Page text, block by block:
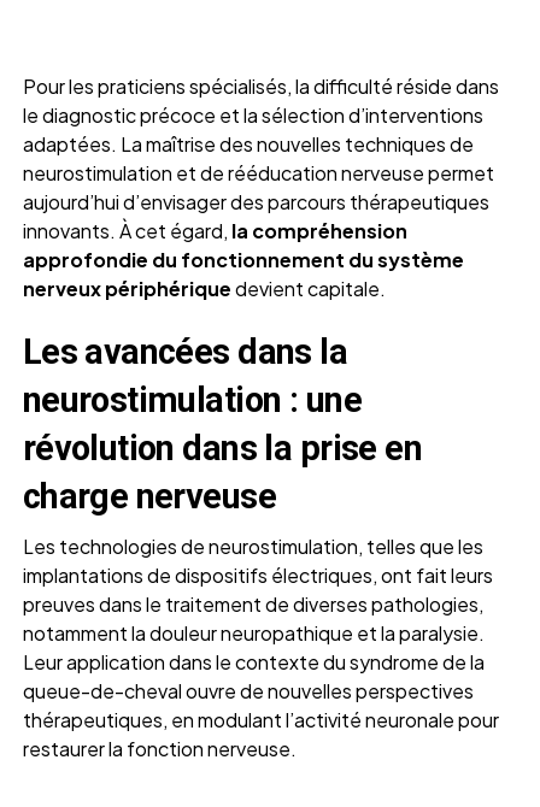
Pour les praticiens spécialisés, la difficulté réside dans
le diagnostic précoce et la sélection d’interventions
adaptées. La maîtrise des nouvelles techniques de
neurostimulation et de rééducation nerveuse permet
aujourd’hui d’envisager des parcours thérapeutiques
innovants. À cet égard, la compréhension
approfondie du fonctionnement du système
nerveux périphériquedevient capitale.
Les avancées dans la
neurostimulation : une
révolution dans la prise en
charge nerveuse
Les technologies de neurostimulation, telles que les
implantations de dispositifs électriques, ont fait leurs
preuves dans le traitement de diverses pathologies,
notamment la douleur neuropathique et la paralysie.
Leur application dans le contexte du syndrome de la
queue-de-cheval ouvre de nouvelles perspectives
thérapeutiques, en modulant l’activité neuronale pour
restaurer la fonction nerveuse.